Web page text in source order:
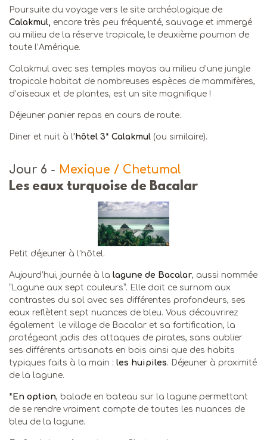
Poursuite du voyage vers le site archéologique de
Calakmul, encore très peu fréquenté, sauvage et immergé
au milieu de la réserve tropicale, le deuxième poumon de
toute l’Amérique.
Calakmul avec ses temples mayas au milieu d’une jungle
tropicale habitat de nombreuses espèces de mammifères,
d’oiseaux et de plantes, est un site magnifique !
Déjeuner panier repas en cours de route.
Diner et nuit à l’hôtel 3* Calakmul (ou similaire).
Jour 6 - Mexique / Chetumal
Les eaux turquoise de Bacalar
Petit déjeuner à l’hôtel.
Aujourd’hui, journée à la lagune de Bacalar, aussi nommée
“Lagune aux sept couleurs”. Elle doit ce surnom aux
contrastes du sol avec ses différentes profondeurs, ses
eaux reflètent sept nuances de bleu. Vous découvrirez
également le village de Bacalar et sa fortification, la
protégeant jadis des attaques de pirates, sans oublier
ses différents artisanats en bois ainsi que des habits
typiques faits à la main : les huipiles. Déjeuner à proximité
de la lagune.
*En option, balade en bateau sur la lagune permettant
de se rendre vraiment compte de toutes les nuances de
bleu de la lagune.